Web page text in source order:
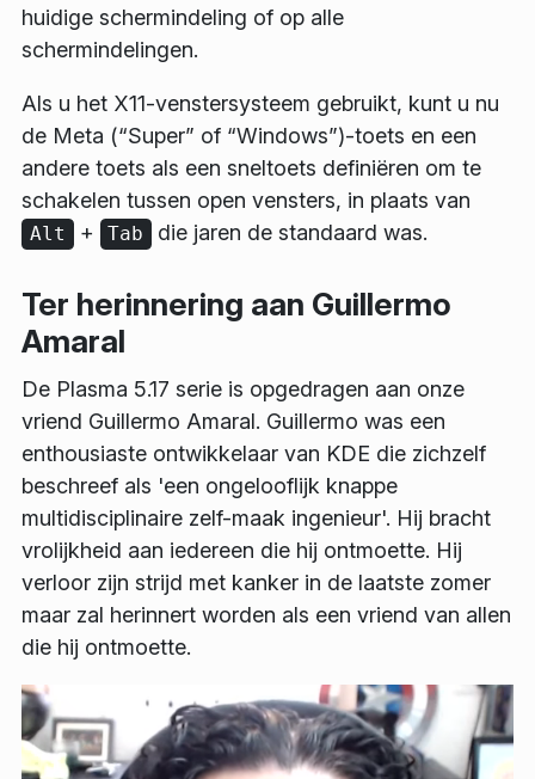
huidige schermindeling of op alle
schermindelingen.
Als u het X11-venstersysteem gebruikt, kunt u nu
de Meta (“Super” of “Windows”)-toets en een
andere toets als een sneltoets definiëren om te
schakelen tussen open vensters, in plaats van
Alt + Tab die jaren de standaard was.
Ter herinnering aan Guillermo
Amaral
De Plasma 5.17 serie is opgedragen aan onze
vriend Guillermo Amaral. Guillermo was een
enthousiaste ontwikkelaar van KDE die zichzelf
beschreef als 'een ongelooflijk knappe
multidisciplinaire zelf-maak ingenieur'. Hij bracht
vrolijkheid aan iedereen die hij ontmoette. Hij
verloor zijn strijd met kanker in de laatste zomer
maar zal herinnert worden als een vriend van allen
die hij ontmoette.